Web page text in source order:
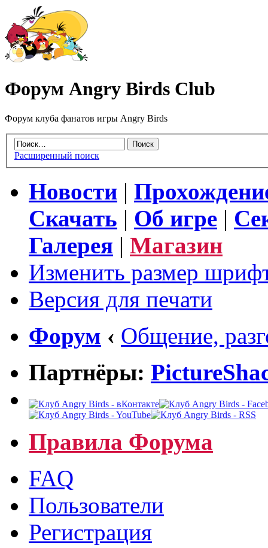
Форум Angry Birds Club
Форум клуба фанатов игры Angry Birds
Расширенный поиск
Новости |
Скачать | Об игре |
Галерея | Магазин
Изменить размер
Версия для печати
Форум ‹ Общение,
Партнёры:
Правила Форума
FAQ
Пользователи
Регистрация